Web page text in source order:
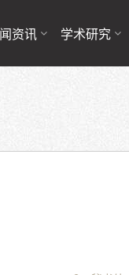
资讯 学术研究